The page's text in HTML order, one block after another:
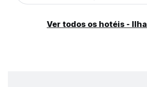
Ver todos os hotéis -